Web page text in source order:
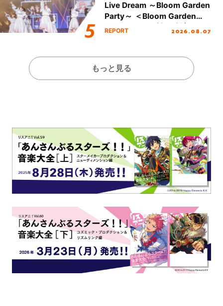
Live Dream ～Bloom Garden
Party～ ＜Bloom Garden
Party Stage／埼玉公演＞”
REPORT 2026.08.07
もっと見る